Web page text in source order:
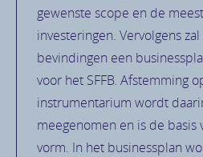
gewenste scope en de
investeringen. Vervolgens
bevindingen een
voor het SFFB. Afstemming
instrumentarium wordt
meegenomen en is de
vorm. In het businessplan